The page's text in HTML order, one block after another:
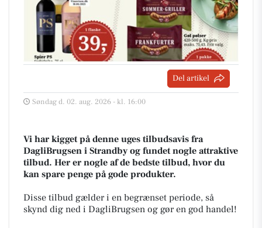
Del artikel
Søndag d. 02. aug. 2026 - kl. 16:00
Vi har kigget på denne uges tilbudsavis fra
DagliBrugsen i Strandby og fundet nogle attraktive
tilbud. Her er nogle af de bedste tilbud, hvor du
kan spare penge på gode produkter.
Disse tilbud gælder i en begrænset periode, så
skynd dig ned i DagliBrugsen og gør en god handel!